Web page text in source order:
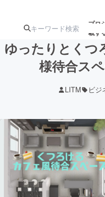
プロ
載す
ターン
ジェクト
アート・写真
テクノロジー・ガ
映像・映画
ゆったりとくつ
様待合ス
LITM ビジ